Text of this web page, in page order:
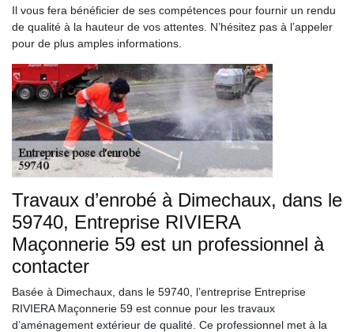
Il vous fera bénéficier de ses compétences pour fournir un rendu
de qualité à la hauteur de vos attentes. N’hésitez pas à l’appeler
pour de plus amples informations.
Travaux d’enrobé à Dimechaux, dans le
59740, Entreprise RIVIERA
Maçonnerie 59 est un professionnel à
contacter
Basée à Dimechaux, dans le 59740, l’entreprise Entreprise
RIVIERA Maçonnerie 59 est connue pour les travaux
d’aménagement extérieur de qualité. Ce professionnel met à la